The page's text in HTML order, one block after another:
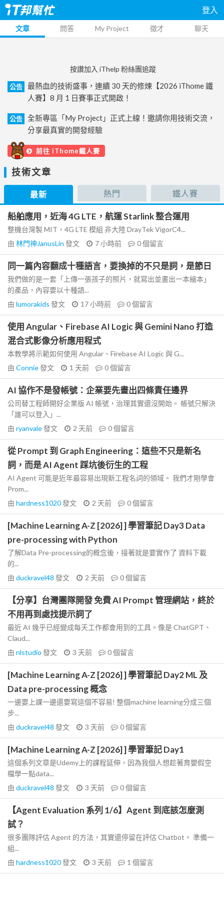
登入
文章 問答 My Project 徵才 聊天
按讚加入 iThelp 粉絲團追蹤
公告
最熱血的技術盛事，連續 30 天的修煉【2026 iThome 鐵
人賽】8 月 1 日賽事正式開啟！
公告
全新專區「My Project」正式上線！邀請你用技術交流，
分享最真實的開發經驗
前往 iThome鐵人賽
技術文章
最新 熱門 鐵人賽
船舶應用，近海 4G LTE，航運 Starlink 整合運用
整機台灣製 MIT，4G LTE 模組 非大陸 DrayTek VigorC4...
由 林門神JanusLin 發文 7 小時前 0個留言
同一篇內容翻成十種語言，要換掉的不只是詞，是節日
我們做的是一套「上傳一張孩子的照片，就寫出並畫出一本繪本」
的產品，內容要以十種語...
由 lumorakids 發文 17 小時前 0個留言
使用 Angular、Firebase AI Logic 與 Gemini Nano 打造
混合式影像分析應用程式
本教學將示範如何使用 Angular、Firebase AI Logic 與 G...
由 Connie發文 1 天前 0個留言
AI 協作不是發帳號：企業要先畫出四條責任邊界
公司替工程師開好企業版 AI 帳號，治理其實還沒開始。 帳號只解決
「誰可以登入」...
由 ryanvale發文 2 天前 0個留言
從 Prompt 到 Graph Engineering：這些不只是新名
詞，而是 AI Agent 踩坑後衍生的工程
AI Agent 可能是近年最容易出現新工程名詞的領域。 我們才剛學會
Prom...
由 hardness1020發文 2 天前 0個留言
[Machine Learning A-Z [2026] ] 學習筆記 Day3 Data
pre-processing with Python
了解Data Pre-processing的概念後，接著就是要實作了 資料下載
的...
由 duckravel48 發文 2 天前 0個留言
【分享】台灣團隊開發 免費 AI Prompt 管理網站，終於
不用再到處找提示詞了
最近 AI 幾乎已經變成每天工作都會用到的工具。像是 ChatGPT、
Claud...
由 nlstudio 發文 3 天前 0個留言
[Machine Learning A-Z [2026] ] 學習筆記 Day2 ML 及
Data pre-processing 概念
一邊要上課一邊還要寫這個不容易! 整個machine learning分成三個
步...
由 duckravel48 發文 3 天前 0個留言
[Machine Learning A-Z [2026] ] 學習筆記 Day1
這個系列文章是Udemy上的課程延伸，因為我個人想趁著育嬰假空
檔學一點data...
由 duckravel48 發文 3 天前 0個留言
【Agent Evaluation 系列 1/6】Agent 到底該怎麼測
試？
很多團隊評估 Agent 的方法，其實還停留在評估 Chatbot。 準備一
組...
由 hardness1020發文 3 天前 1 個留言